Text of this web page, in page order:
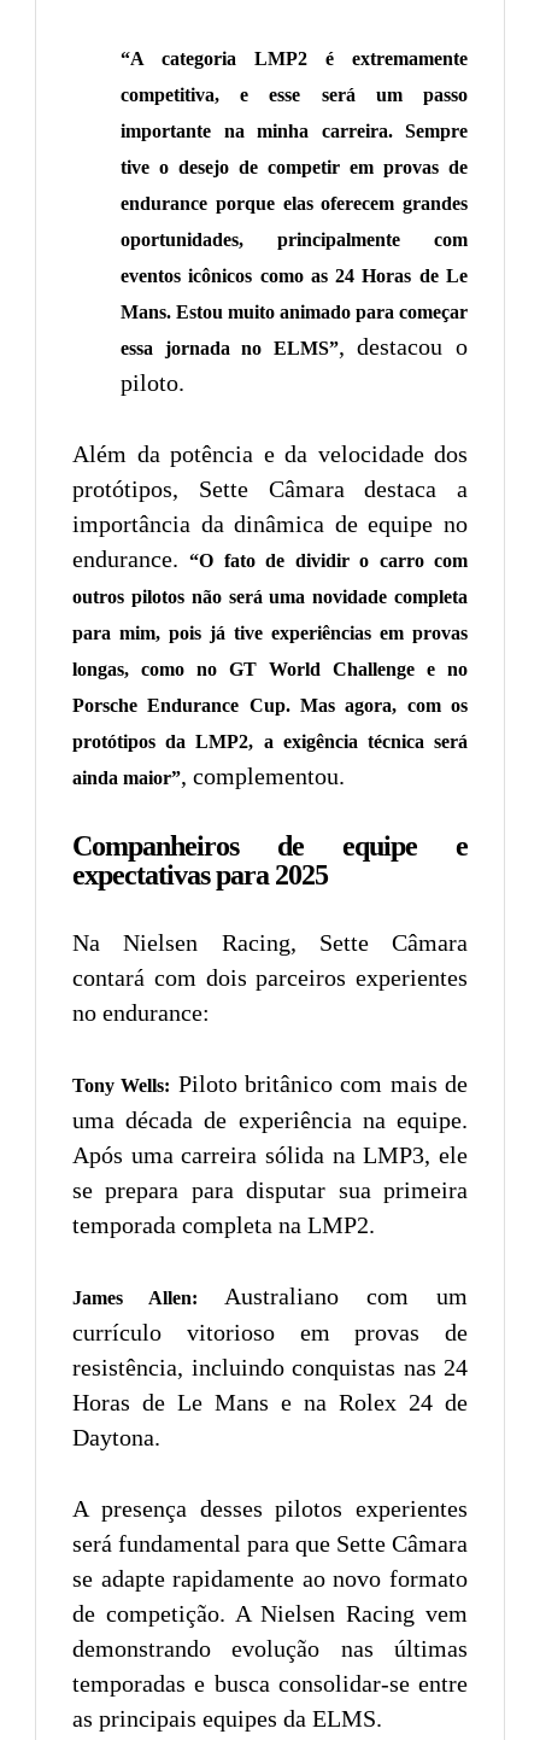
“A categoria LMP2 é extremamente
competitiva, e esse será um passo
importante na minha carreira. Sempre
tive o desejo de competir em provas de
endurance porque elas oferecem grandes
oportunidades, principalmente com
eventos icônicos como as 24 Horas de Le
Mans. Estou muito animado para começar
essa jornada no ELMS”, destacou o
piloto.
Além da potência e da velocidade dos
protótipos, Sette Câmara destaca a
importância da dinâmica de equipe no
endurance.“O fato de dividir o carro com
outros pilotos não será uma novidade completa
para mim, pois já tive experiências em provas
longas, como no GT World Challenge e no
Porsche Endurance Cup. Mas agora, com os
protótipos da LMP2, a exigência técnica será
ainda maior”, complementou.
Companheiros de equipe e
expectativas para 2025
Na Nielsen Racing, Sette Câmara
contará com dois parceiros experientes
no endurance:
Tony Wells: Piloto britânico com mais de
uma década de experiência na equipe.
Após uma carreira sólida na LMP3, ele
se prepara para disputar sua primeira
temporada completa na LMP2.
James Allen:
Australiano com um
currículo vitorioso em provas de
resistência, incluindo conquistas nas 24
Horas de Le Mans e na Rolex 24 de
Daytona.
A presença desses pilotos experientes
será fundamental para que Sette Câmara
se adapte rapidamente ao novo formato
de competição. A Nielsen Racing vem
demonstrando evolução nas últimas
temporadas e busca consolidar-se entre
as principais equipes da ELMS.